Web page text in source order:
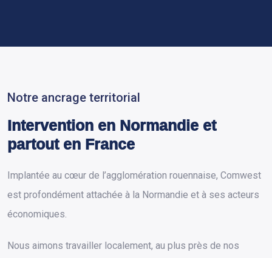
Notre ancrage territorial
Intervention en Normandie et
partout en France
Implantée au cœur de l’agglomération rouennaise, Comwest
est profondément attachée à la Normandie et à ses acteurs
économiques.
Nous aimons travailler localement, au plus près de nos